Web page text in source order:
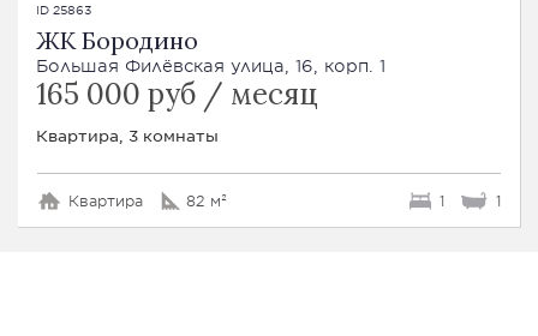
ID 25863
ЖК Бородино
Большая Филёвская улица, 16, корп. 1
165 000 руб / месяц
Квартира, 3 комнаты
Квартира 82 м² 1 1